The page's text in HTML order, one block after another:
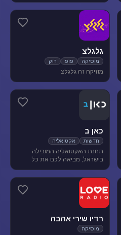
חדשות, תכניות אקטואליה
ותרבות, מוזיקה ועוד.
גלגלצ
מוסיקה פופ רוק
מוזיקה זה גלגלצ
כאן ב
חדשות אקטואליה
תחנת האקטואליה המובילה
בישראל, מביאה לכם את כל
והפרשנויות, של האירועים שעל
סדר היום הישראלי.
רדיו שירי אהבה
מוסיקה